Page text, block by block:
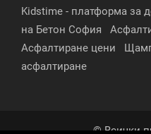
Kidstime - платформа за
на Бетон София
Асфалтиране цени
асфалтиране
© Всички